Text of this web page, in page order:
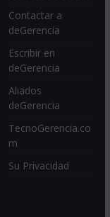
Contactar a
deGerencia
Escribir en
deGerencia
Aliados
deGerencia
TecnoGerencia.co
m
Su Privacidad